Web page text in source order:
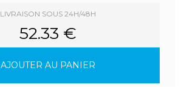
LIVRAISON SOUS 24H/48H
52.33 €
AJOUTER AU PANIER